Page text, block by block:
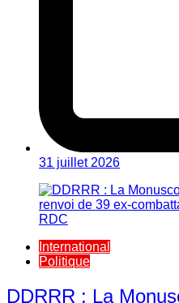
31 juillet 2026
International
Politique
DDRRR : La